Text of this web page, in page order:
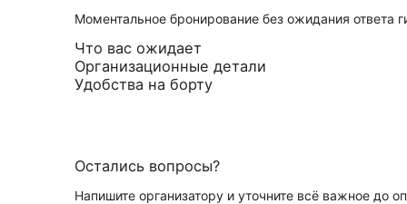
Моментальное бронирование без ожидания ответа
Что вас ожидает
Организационные детали
Удобства на борту
Остались вопросы?
Напишите организатору и уточните всё важное до